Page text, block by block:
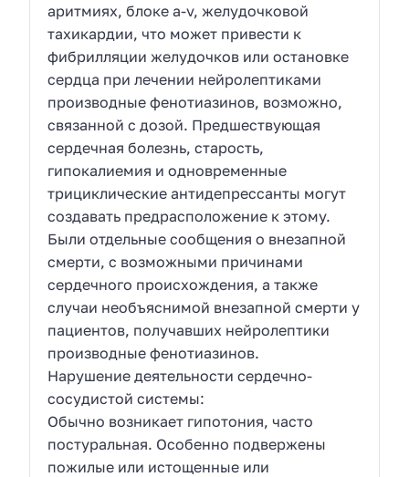
аритмиях, блоке a-v, желудочковой
тахикардии, что может привести к
фибрилляции желудочков или остановке
сердца при лечении нейролептиками
производные фенотиазинов, возможно,
связанной с дозой. Предшествующая
сердечная болезнь, старость,
гипокалиемия и одновременные
трициклические антидепрессанты могут
создавать предрасположение к этому.
Были отдельные сообщения о внезапной
смерти, с возможными причинами
сердечного происхождения, а также
случаи необъяснимой внезапной смерти у
пациентов, получавших нейролептики
производные фенотиазинов.
Нарушение деятельности сердечно-
сосудистой системы:
Обычно возникает гипотония, часто
постуральная. Особенно подвержены
пожилые или истощенные или